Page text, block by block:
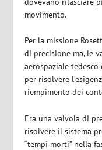
movimento.
Per la missione
di precisione ma, le
aerospaziale
per risolvere
riempimento dei
Era una valvola di
risolvere il sistema
“tempi morti” nella